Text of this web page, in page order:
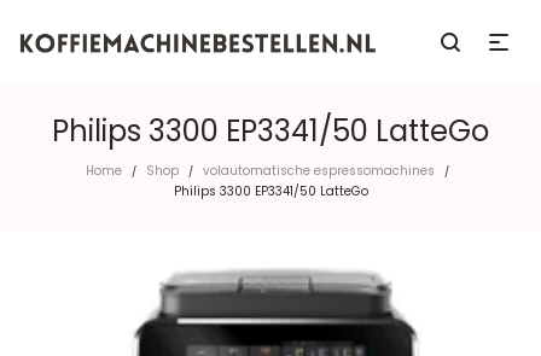
Philips 3300 EP3341/50 LatteGo
Home / Shop / volautomatische espressomachines /
Philips 3300 EP3341/50 LatteGo